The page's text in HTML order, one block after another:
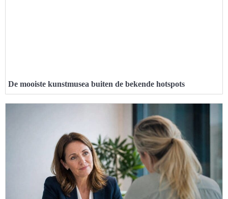
De mooiste kunstmusea buiten de bekende hotspots